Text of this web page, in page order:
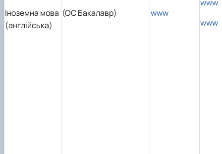
Іноземна мова
(англійська)
(ОС Бакалавр)
www
www
www